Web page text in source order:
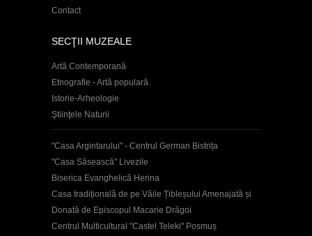
Contact
SECŢII MUZEALE
Artă Contemporană
Etnografie - Artă populară
Istorie-Arheologie
Ştiinţele Naturii
"Casa Argintarului" - Centrul German Bistrița
"Casa Săsească" Livezile
Biserica Evanghelică Herina
Casa tradițională de pe Văile Țibleșului Amenajată și
Donată de Episcopul Macarie Drăgoi
Centrul Multicultural "Castel Teleki" Posmuș